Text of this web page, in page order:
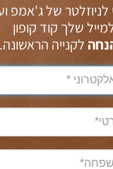
של ג'אמפ
שלך קוד קופון
לקנייה הראשונה.